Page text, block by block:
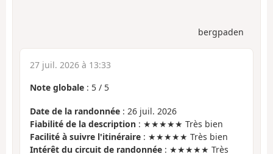
bergpaden
27 juil. 2026 à 13:33
Note globale : 5 / 5
Date de la randonnée : 26 juil. 2026
Fiabilité de la description : ★★★★★ Très bien
Facilité à suivre l'itinéraire : ★★★★★ Très bien
Intérêt du circuit de randonnée : ★★★★★ Très